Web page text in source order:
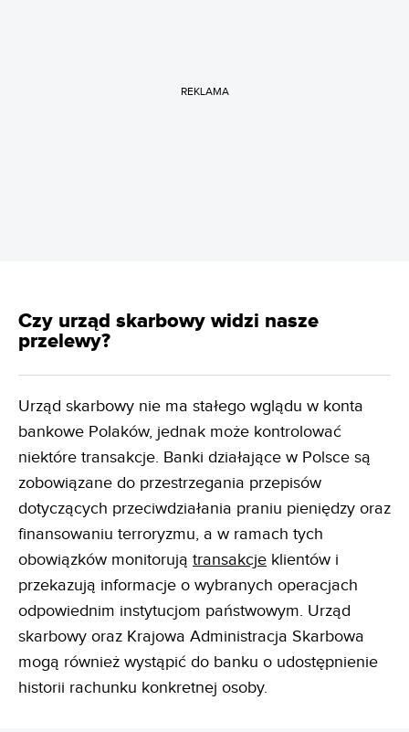
REKLAMA
Czy urząd skarbowy widzi nasze
przelewy?
Urząd skarbowy nie ma stałego wglądu w konta
bankowe Polaków, jednak może kontrolować
niektóre transakcje. Banki działające w Polsce są
zobowiązane do przestrzegania przepisów
dotyczących przeciwdziałania praniu pieniędzy oraz
finansowaniu terroryzmu, a w ramach tych
obowiązków monitorują transakcje klientów i
przekazują informacje o wybranych operacjach
odpowiednim instytucjom państwowym. Urząd
skarbowy oraz Krajowa Administracja Skarbowa
mogą również wystąpić do banku o udostępnienie
historii rachunku konkretnej osoby.